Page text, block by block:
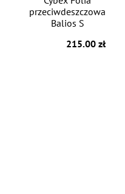
przeciwdeszczowa
Balios S
215.00 zł